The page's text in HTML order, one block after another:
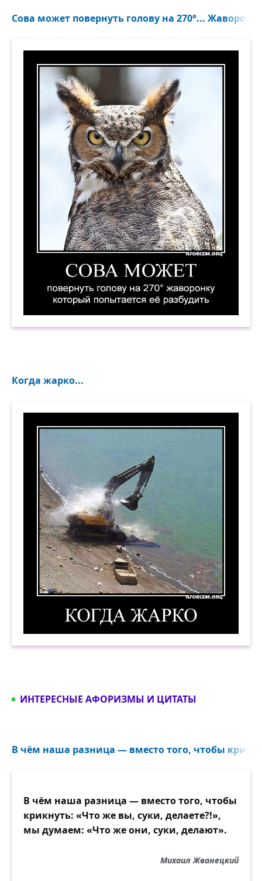
Сова может повернуть голову на 270°...
Когда жарко...
Когда жарко. Демотиватор
ИНТЕРЕСНЫЕ АФОРИЗМЫ И ЦИТАТЫ
В чём наша разница — вместо того, чтобы
В чём наша разница — вместо того, чтобы
крикнуть: «Что же вы, суки, делаете?!»,
мы думаем: «Что же они, суки, делают».
Михаил Жванецкий